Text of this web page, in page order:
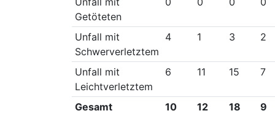
Getöteten
Unfall mit
Schwerverletztem
4 1 3 2
Unfall mit
Leichtverletztem
6 11 15 7
Gesamt 10 12 18 9